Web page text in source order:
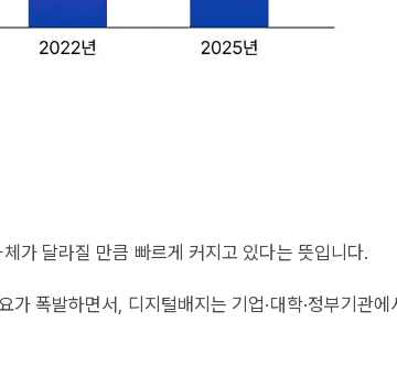
가 달라질 만큼 빠르게 커지고 있다는 뜻입니다.
폭발하면서, 디지털배지는 기업·대학·정부기관에